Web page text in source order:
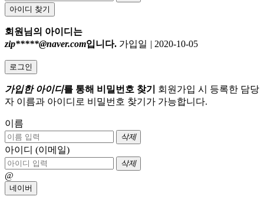
아이디 찾기
회원님의 아이디는
zip*****@naver.com입니다. 가입일 | 2020-10-05
로그인
가입한 아이디를 통해 비밀번호 찾기
회원가입 시 등록한 담당
자 이름과 아이디로 비밀번호 찾기가 가능합니다.
이름
삭제
아이디 (이메일)
삭제
@
네이버